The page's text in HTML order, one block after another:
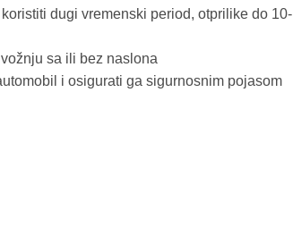
dugi vremenski period, otprilike do 10-
sa ili bez naslona
i osigurati ga sigurnosnim pojasom